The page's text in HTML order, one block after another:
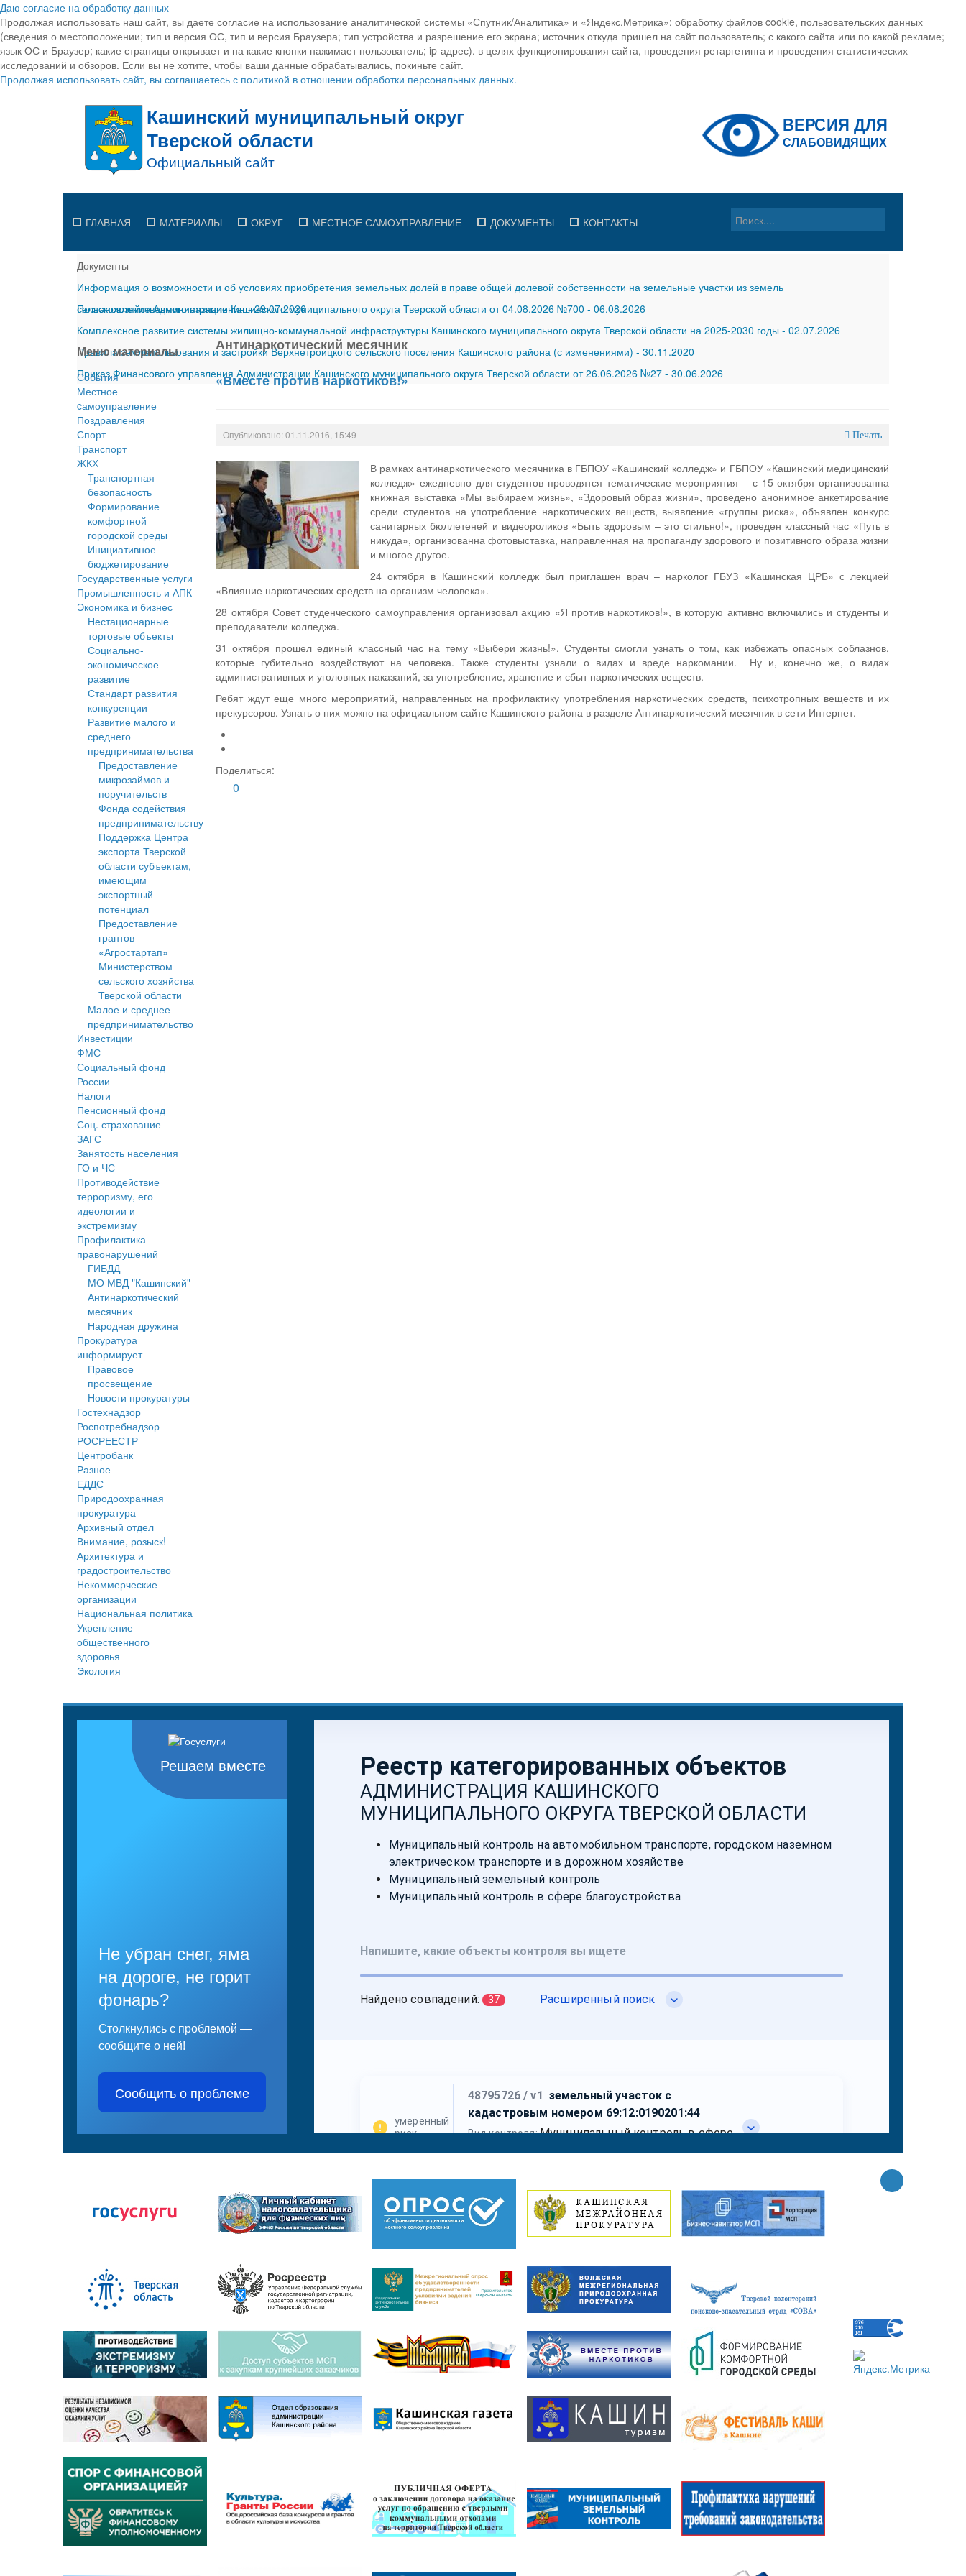
Даю согласие на обработку данных
Продолжая использовать наш сайт, вы даете согласие на использование аналитической системы «Спутник/Аналитика» и «Яндекс.Метрика»; обработку файлов cookie, пользовательских данных
(сведения о местоположении; тип и версия ОС, тип и версия Браузера; тип устройства и разрешение его экрана; источник откуда пришел на сайт пользователь; с какого сайта или по какой рекламе;
язык ОС и Браузер; какие страницы открывает и на какие кнопки нажимает пользователь; ip-адрес). в целях функционирования сайта, проведения ретаргетинга и проведения статистических
исследований и обзоров. Если вы не хотите, чтобы ваши данные обрабатывались, покиньте сайт.
Продолжая использовать сайт, вы соглашаетесь с политикой в отношении обработки персональных данных.
ГЛАВНАЯ МАТЕРИАЛЫ ОКРУГ МЕСТНОЕ САМОУПРАВЛЕНИЕ ДОКУМЕНТЫ КОНТАКТЫ
Документы
Информация о возможности и об условиях приобретения земельных долей в праве общей долевой собственности на земельные участки из земель
сельскохозяйственного назначения-29.07.2026
Постановление Администрации Кашинского муниципального округа Тверской области от 04.08.2026 №700 - 06.08.2026
Комплексное развитие системы жилищно-коммунальной инфраструктуры Кашинского муниципального округа Тверской области на 2025-2030 годы - 02.07.2026
Правила землепользования и застройки Верхнетроицкого сельского поселения Кашинского района (с изменениями) - 30.11.2020
Приказ Финансового управления Администрации Кашинского муниципального округа Тверской области от 26.06.2026 №27 - 30.06.2026
Меню материалы
События
Местное
cамоуправление
Поздравления
Спорт
Транспорт
ЖКХ
Транспортная
безопасность
Формирование
комфортной
городской среды
Инициативное
бюджетирование
Государственные услуги
Промышленность и АПК
Экономика и бизнес
Нестационарные
торговые объекты
Социально-
экономическое
развитие
Стандарт развития
конкуренции
Развитие малого и
среднего
предпринимательства
Предоставление
микрозаймов и
поручительств
Фонда содействия
предпринимательству
Поддержка Центра
экспорта Тверской
области субъектам,
имеющим
экспортный
потенциал
Предоставление
грантов
«Агростартап»
Министерством
сельского хозяйства
Тверской области
Малое и среднее
предпринимательство
Инвестиции
ФМС
Социальный фонд
России
Налоги
Пенсионный фонд
Соц. страхование
ЗАГС
Занятость населения
ГО и ЧС
Противодействие
терроризму, его
идеологии и
экстремизму
Профилактика
правонарушений
ГИБДД
МО МВД "Кашинский"
Антинаркотический
месячник
Народная дружина
Прокуратура
информирует
Правовое
просвещение
Новости прокуратуры
Гостехнадзор
Роспотребнадзор
РОСРЕЕСТР
Центробанк
Разное
ЕДДС
Природоохранная
прокуратура
Архивный отдел
Внимание, розыск!
Архитектура и
градостроительство
Некоммерческие
организации
Национальная политика
Укрепление
общественного
здоровья
Экология
Антинаркотический месячник
«Вместе против наркотиков!»
Опубликовано: 01.11.2016, 15:49 Печать
В рамках антинаркотического месячника в ГБПОУ «Кашинский колледж» и ГБПОУ «Кашинский медицинский
колледж» ежедневно для студентов проводятся тематические мероприятия – с 15 октября организованна
книжная выставка «Мы выбираем жизнь», «Здоровый образ жизни», проведено анонимное анкетирование
среди студентов на употребление наркотических веществ, выявление «группы риска», объявлен конкурс
санитарных бюллетеней и видеороликов «Быть здоровым – это стильно!», проведен классный час «Путь в
никуда», организованна фотовыставка, направленная на пропаганду здорового и позитивного образа жизни
и многое другое.
24 октября в Кашинский колледж был приглашен врач – нарколог ГБУЗ «Кашинская ЦРБ» с лекцией
«Влияние наркотических средств на организм человека».
28 октября Совет студенческого самоуправления организовал акцию «Я против наркотиков!», в которую активно включились и студенты и
преподаватели колледжа.
31 октября прошел единый классный час на тему «Выбери жизнь!». Студенты смогли узнать о том, как избежать опасных соблазнов,
которые губительно воздействуют на человека. Также студенты узнали о видах и вреде наркомании. Ну и, конечно же, о видах
административных и уголовных наказаний, за употребление, хранение и сбыт наркотических веществ.
Ребят ждут еще много мероприятий, направленных на профилактику употребления наркотических средств, психотропных веществ и их
прекурсоров. Узнать о них можно на официальном сайте Кашинского района в разделе Антинаркотический месячник в сети Интернет.
Поделиться:
0
Решаем вместе
Не убран снег, яма
на дороге, не горит
фонарь?
Столкнулись с проблемой —
сообщите о ней!
Сообщить о проблеме